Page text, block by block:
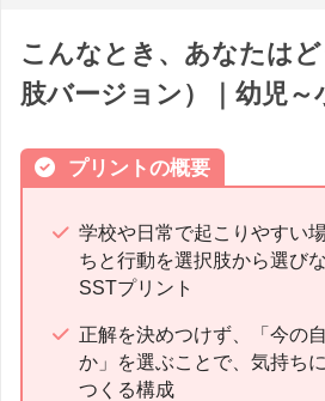
こんなとき、あなたは
肢バージョン）｜幼児～
プリントの概要
学校や日常で起こりやすい
ちと行動を選択肢から選び
SSTプリント
正解を決めつけず、「今の
か」を選ぶことで、気持ち
つくる構成